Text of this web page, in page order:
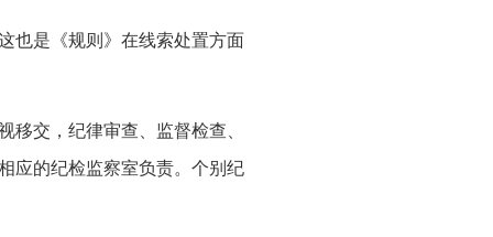
也是《规则》在线索处置方面
交，纪律审查、监督检查、
应的纪检监察室负责。个别纪